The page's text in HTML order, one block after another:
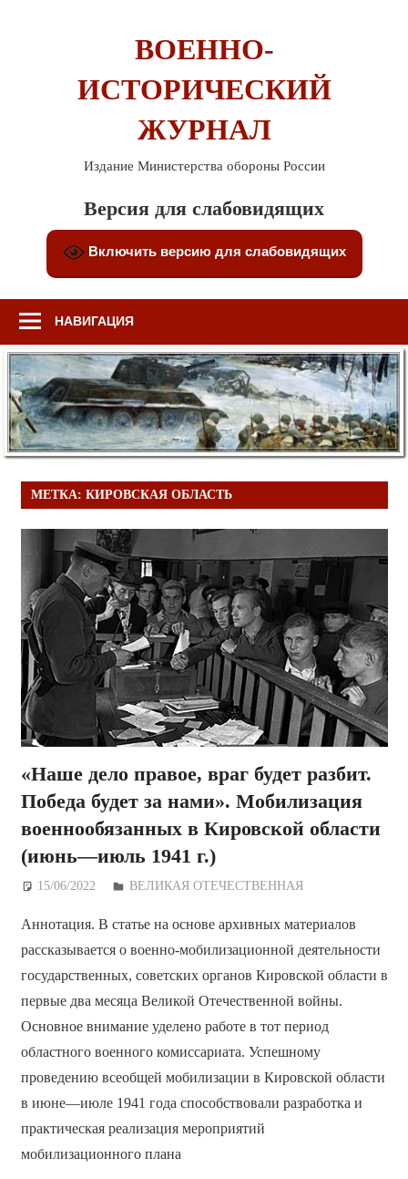
ВОЕННО-
ИСТОРИЧЕСКИЙ
ЖУРНАЛ
Издание Министерства обороны России
Версия для слабовидящих
Включить версию для слабовидящих
НАВИГАЦИЯ
МЕТКА: КИРОВСКАЯ ОБЛАСТЬ
«Наше дело правое, враг будет разбит.
Победа будет за нами». Мобилизация
военнообязанных в Кировской области
(июнь—июль 1941 г.)
15/06/2022 Дежурный по Редакции
ВЕЛИКАЯ ОТЕЧЕСТВЕННАЯ
Аннотация. В статье на основе архивных материалов
рассказывается о военно-мобилизационной деятельности
государственных, советских органов Кировской области в
первые два месяца Великой Отечественной войны.
Основное внимание уделено работе в тот период
областного военного комиссариата. Успешному
проведению всеобщей мобилизации в Кировской области
в июне—июле 1941 года способствовали разработка и
практическая реализация мероприятий
мобилизационного плана